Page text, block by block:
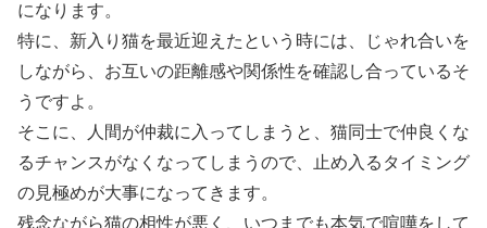
になります。
特に、新入り猫を最近迎えたという時には、じゃれ合いを
しながら、お互いの距離感や関係性を確認し合っているそ
うですよ。
そこに、人間が仲裁に入ってしまうと、猫同士で仲良くな
るチャンスがなくなってしまうので、止め入るタイミング
の見極めが大事になってきます。
残念ながら猫の相性が悪く、いつまでも本気で喧嘩をして